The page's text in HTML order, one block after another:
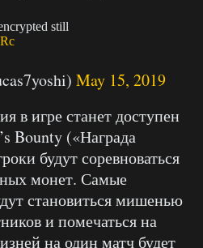
still
May 15, 2019
в игре станет доступен
Bounty («Награда
будут соревноваться
монет. Самые
становиться мишенью
и помечаться на
на один матч будет